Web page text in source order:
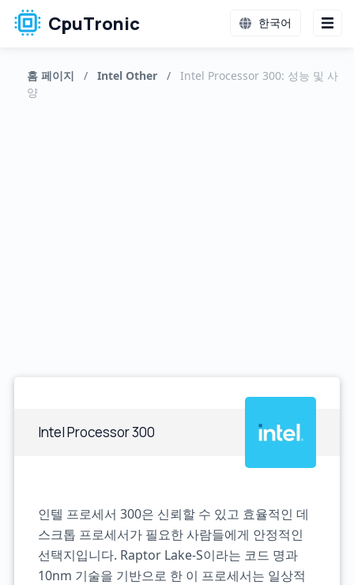
CpuTronic 한국어
홈 페이지 / Intel Other /
Intel Processor 300: 성능 및 사
양
Intel Processor 300
인텔 프로세서 300은 신뢰할 수 있고 효율적인 데
스크톱 프로세서가 필요한 사람들에게 안정적인
선택지입니다. Raptor Lake-S이라는 코드 명과
10nm 기술을 기반으로 한 이 프로세서는 일상적